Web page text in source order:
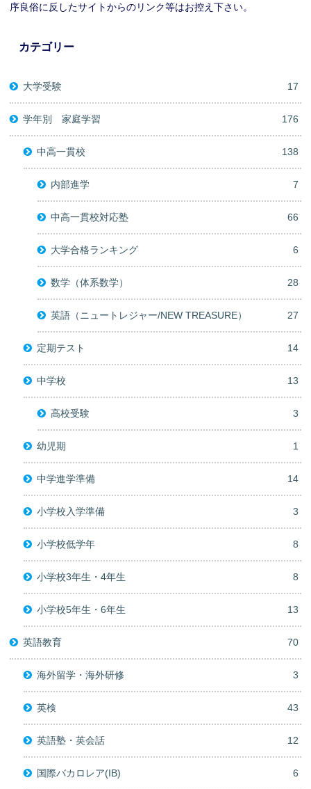
序良俗に反したサイトからのリンク等はお控え下さい。
カテゴリー
大学受験 17
学年別 家庭学習 176
中高一貫校 138
内部進学 7
中高一貫校対応塾 66
大学合格ランキング 6
数学（体系数学） 28
英語（ニュートレジャー/NEW TREASURE） 27
定期テスト 14
中学校 13
高校受験 3
幼児期 1
中学進学準備 14
小学校入学準備 3
小学校低学年 8
小学校3年生・4年生 8
小学校5年生・6年生 13
英語教育 70
海外留学・海外研修 3
英検 43
英語塾・英会話 12
国際バカロレア(IB) 6